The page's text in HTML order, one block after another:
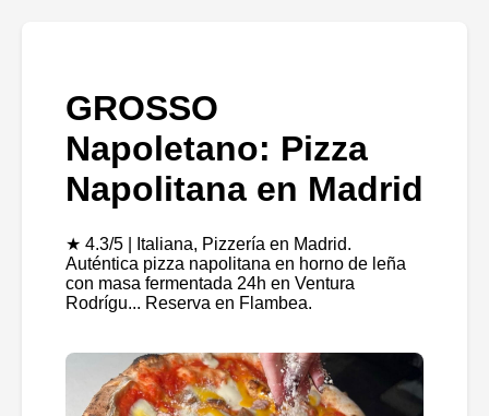
GROSSO
Napoletano: Pizza
Napolitana en Madrid
★ 4.3/5 | Italiana, Pizzería en Madrid.
Auténtica pizza napolitana en horno de leña
con masa fermentada 24h en Ventura
Rodrígu... Reserva en Flambea.